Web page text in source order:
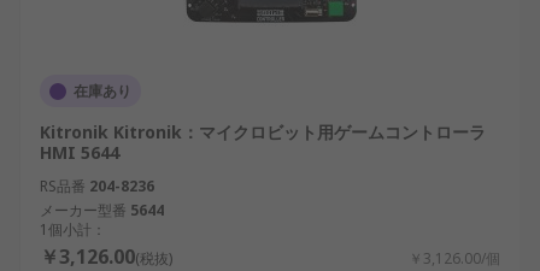
在庫あり
Kitronik Kitronik：マイクロビット用ゲームコントローラ
HMI 5644
RS品番 204-8236
メーカー型番 5644
1個小計：
￥3,126.00(税抜) ￥3,126.00/個